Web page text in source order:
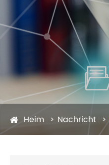
Heim Nachricht